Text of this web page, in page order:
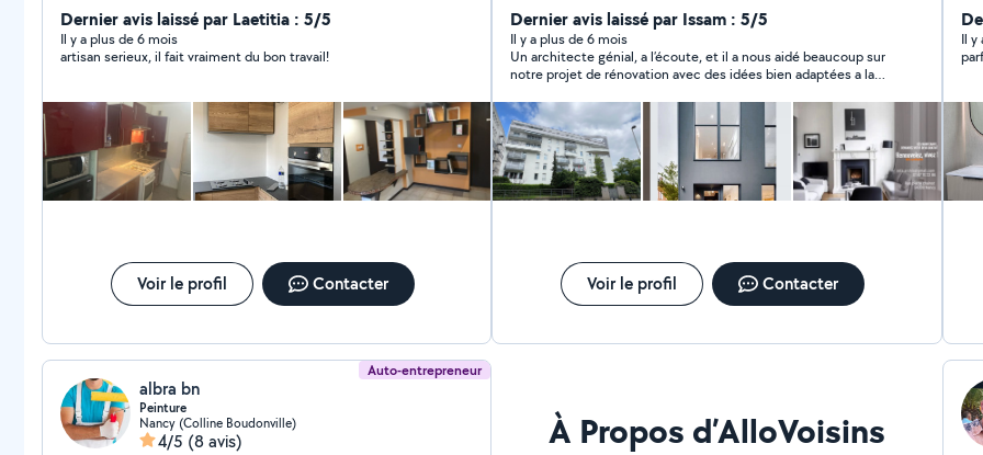
avez" Merci
Dernier avis laissé par Laetitia : 5/5
Il y a plus de 6 mois
artisan serieux, il fait vraiment du bon travail!
Voir le profil Contacter
Dernier avis laissé par Issam : 5/5
Il y a plus de 6 mois
Un architecte génial, a l’écoute, et il a nous aidé beaucoup sur
notre projet de rénovation avec des idées bien adaptées a la
Voir le profil Contacter
Il y
Auto-entrepreneur
albra bn
Peinture
Nancy (Colline Boudonville)
4/5 (8 avis) À Propos d’AlloVoisins